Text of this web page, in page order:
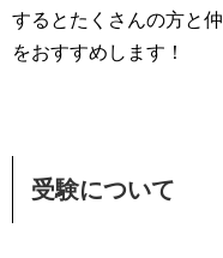
するとたくさんの方と
をおすすめします！
受験について